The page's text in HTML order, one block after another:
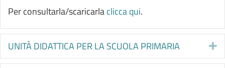
Per consultarla/scaricarlaclicca qui.
UNITÀ DIDATTICA PER LA SCUOLA PRIMARIA